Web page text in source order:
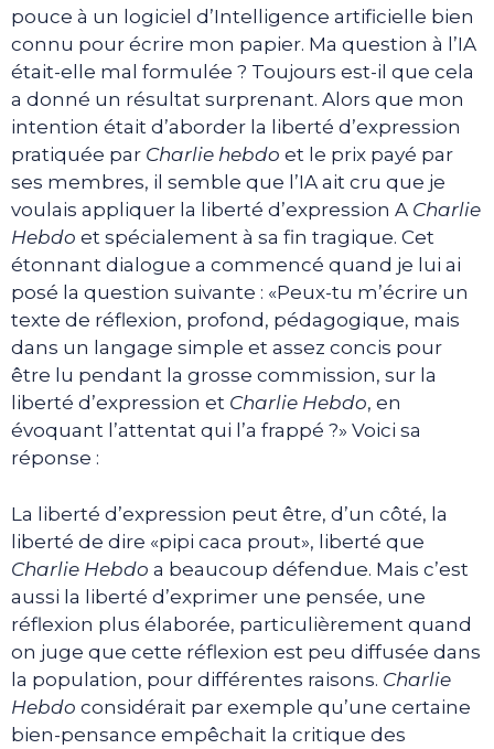
pouce à un logiciel d’Intelligence artificielle bien
connu pour écrire mon papier. Ma question à l’IA
était-elle mal formulée ? Toujours est-il que cela
a donné un résultat surprenant. Alors que mon
intention était d’aborder la liberté d’expression
pratiquée par Charlie hebdo et le prix payé par
ses membres, il semble que l’IA ait cru que je
voulais appliquer la liberté d’expression A Charlie
Hebdo et spécialement à sa fin tragique. Cet
étonnant dialogue a commencé quand je lui ai
posé la question suivante : «Peux-tu m’écrire un
texte de réflexion, profond, pédagogique, mais
dans un langage simple et assez concis pour
être lu pendant la grosse commission, sur la
liberté d’expression et Charlie Hebdo, en
évoquant l’attentat qui l’a frappé ?» Voici sa
réponse :
La liberté d’expression peut être, d’un côté, la
liberté de dire «pipi caca prout», liberté que
Charlie Hebdo a beaucoup défendue. Mais c’est
aussi la liberté d’exprimer une pensée, une
réflexion plus élaborée, particulièrement quand
on juge que cette réflexion est peu diffusée dans
la population, pour différentes raisons. Charlie
Hebdo considérait par exemple qu’une certaine
bien-pensance empêchait la critique des